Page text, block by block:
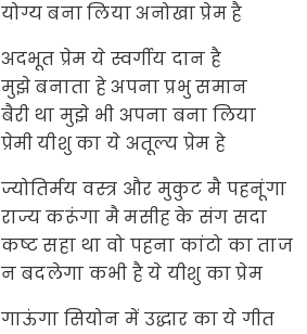
योग्य बना लिया अनोखा प्रेम है
अदभूत प्रेम ये स्वर्गीय दान है
मुझे बनाता हे अपना प्रभु समान
बैरी था मुझे भी अपना बना लिया
प्रेमी यीशु का ये अतूल्य प्रेम हे
ज्योतिर्मय वस्त्र और मुकुट मै पहनूंगा
राज्य करूंगा मै मसीह के संग सदा
कष्ट सहा था वो पहना कांटो का ताज
न बदलेगा कभी है ये यीशु का प्रेम
गाऊंगा सियोन में उद्धार का ये गीत